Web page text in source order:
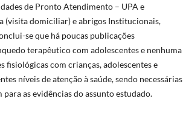
de Pronto Atendimento – UPA e
(visita domiciliar) e abrigos Institucionais,
se que há poucas publicações
terapêutico com adolescentes e nenhuma
fisiológicas com crianças, adolescentes e
níveis de atenção à saúde, sendo necessárias
as evidências do assunto estudado.